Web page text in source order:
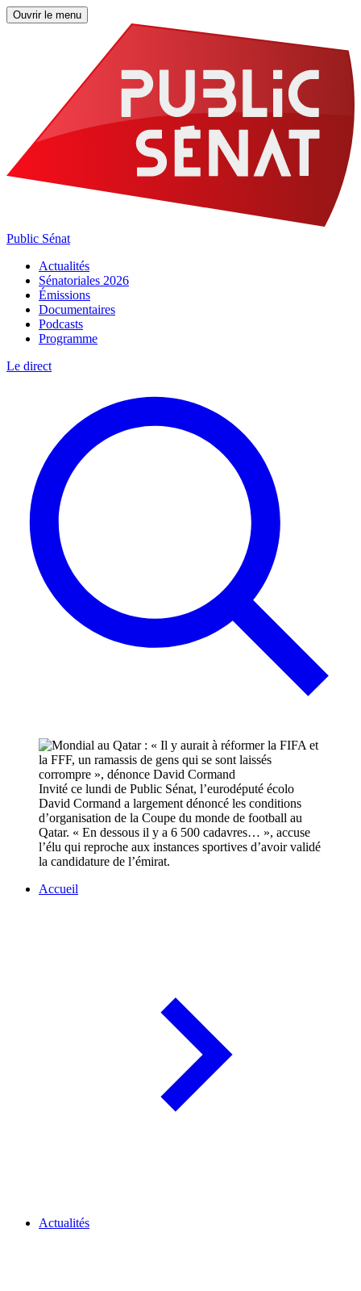
Ouvrir le menu
Public Sénat
Actualités
Sénatoriales 2026
Émissions
Documentaires
Podcasts
Programme
Le direct
Invité ce lundi de Public Sénat, l’eurodéputé écolo
David Cormand a largement dénoncé les conditions
d’organisation de la Coupe du monde de football au
Qatar. « En dessous il y a 6 500 cadavres… », accuse
l’élu qui reproche aux instances sportives d’avoir validé
la candidature de l’émirat.
Accueil
Actualités